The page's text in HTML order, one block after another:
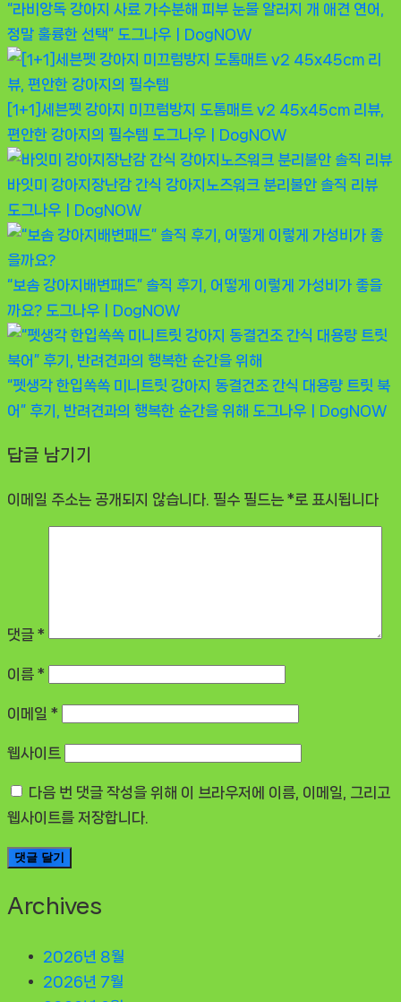
“라비앙독 강아지 사료 가수분해 피부 눈물 알러지 개 애견 연어,
정말 훌륭한 선택” 도그나우ㅣDogNOW
[1+1]세븐펫 강아지 미끄럼방지 도톰매트 v2 45x45cm 리뷰,
편안한 강아지의 필수템 도그나우ㅣDogNOW
바잇미 강아지장난감 간식 강아지노즈워크 분리불안 솔직 리뷰
도그나우ㅣDogNOW
“보솜 강아지배변패드” 솔직 후기, 어떻게 이렇게 가성비가 좋을
까요? 도그나우ㅣDogNOW
“펫생각 한입쏙쏙 미니트릿 강아지 동결건조 간식 대용량 트릿 북
어” 후기, 반려견과의 행복한 순간을 위해 도그나우ㅣDogNOW
답글 남기기
이메일 주소는 공개되지 않습니다. 필수 필드는 *로 표시됩니다
댓글 *
이름 *
이메일 *
웹사이트
다음 번 댓글 작성을 위해 이 브라우저에 이름, 이메일, 그리고
웹사이트를 저장합니다.
Archives
2026년 8월
2026년 7월